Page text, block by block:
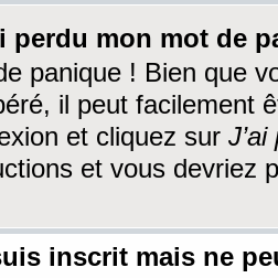
perdu mon mot de
panique ! Bien que
il peut facilement
et cliquez sur
et vous devriez
inscrit mais ne